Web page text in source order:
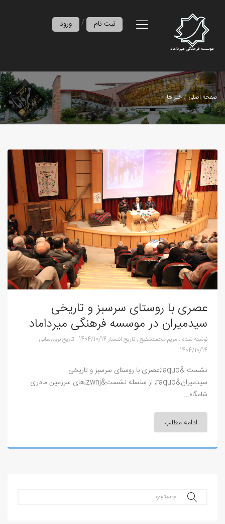
ورود / ثبت نام
صفحه اصلی خبر ها
عصری با روستای سرسبز و تاریخی
سیدمیران در موسسه فرهنگی میرداماد
نوشته شده : مریم محمدشفیع ,تاریخ انتشار 1404/10/14
-تاریخ بروزرسانی
1404/10/14
نشست &laquo;عصری با روستای سرسبز و تاریخی
سیدمیران&raquo; از سلسله نشست&zwnj;های سرزمین مادری
شامگاه...
ادامه مطلب
جستجو...